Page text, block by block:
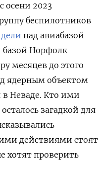
осени 2023
беспилотников
над авиабазой
Норфолк
месяцев до этого
ядерным объектом
в Неваде. Кто ими
загадкой для
действиями стоят
хотят проверить